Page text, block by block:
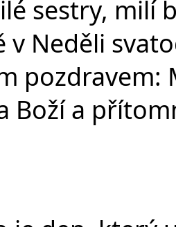
sestry, milí
v Neděli
pozdravem:
Boží a